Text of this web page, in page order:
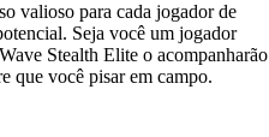
valioso para cada jogador de
Seja você um jogador
Stealth Elite o acompanharão
que você pisar em campo.